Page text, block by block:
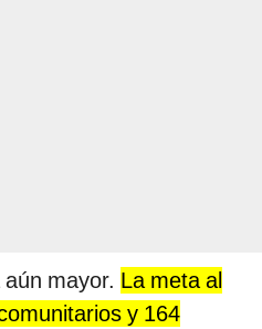
mayor. La meta al
y 164